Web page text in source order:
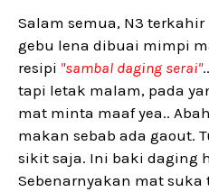
Salam semua, N3
gebu lena dibuai mimpi
resipi "sambal daging serai"
tapi letak malam, pada
mat minta maaf yea..
makan sebab ada gaout.
sikit saja. Ini baki daging
Sebenarnyakan mat